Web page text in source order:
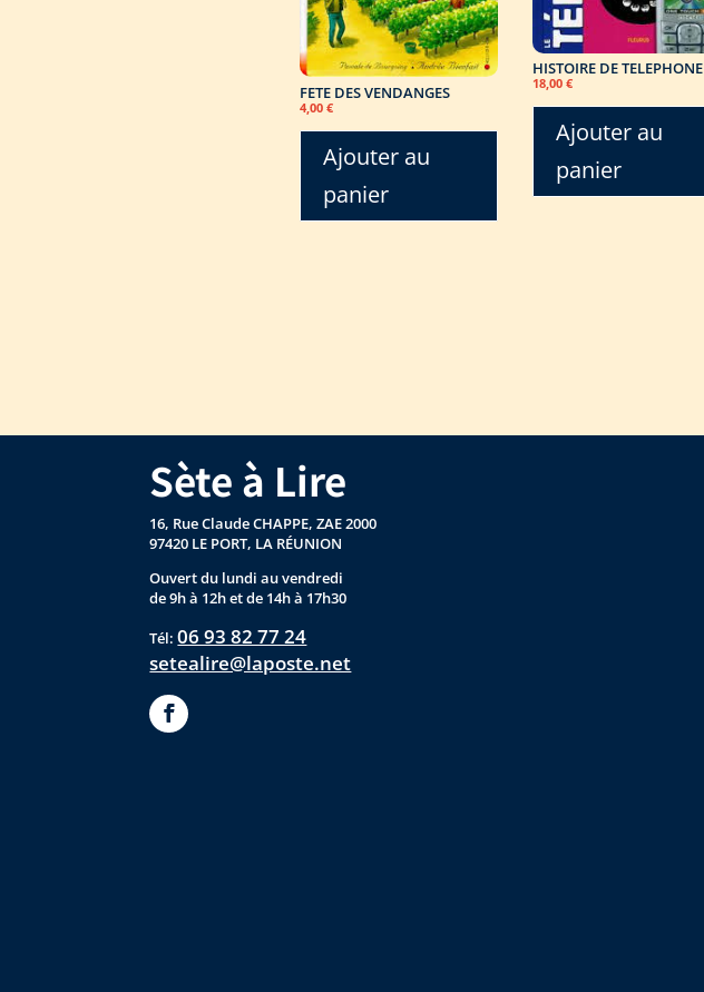
FETE DES VENDANGES
4,00 €
Ajouter au
panier
HISTOIRE DE TELEPHONE
18,00€
Ajouter au
panier
Sète à Lire
16, Rue Claude CHAPPE, ZAE 2000
97420 LE PORT, LA RÉUNION
Ouvert du lundi au vendredi
de 9h à 12h et de 14h à 17h30
Tél:06 93 82 77 24
setealire@laposte.net